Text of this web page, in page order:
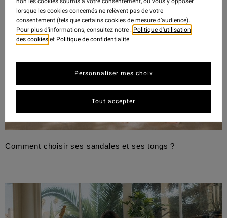
Comment choisir ses sandales et ses tongs ?
lorsque les cookies concernés ne relèvent pas de votre
consentement (tels que certains cookies de mesure d’audience).
Pour plus d'informations, consultez notre : Politique d'utilisation
des cookieset Politique de confidentialité
Personnaliser mes choix
Tout accepter